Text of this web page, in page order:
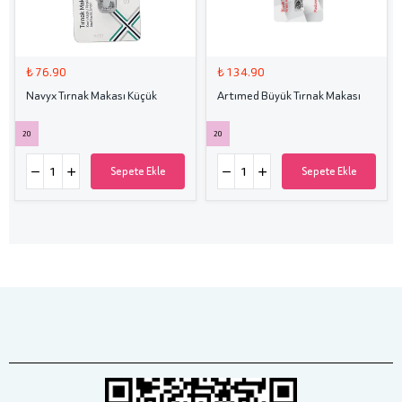
₺ 76.90
Navyx Tırnak Makası Küçük
20
Sepete Ekle
₺ 134.90
Artımed Büyük Tırnak Makası
20
Sepete Ekle